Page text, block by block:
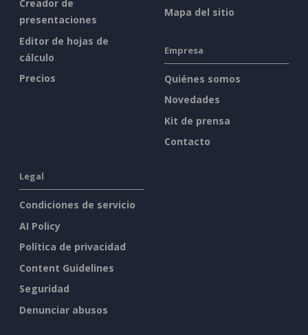
Creador de
presentaciones
Editor de hojas de
cálculo
Precios
Mapa del sitio
Empresa
Quiénes somos
Novedades
Kit de prensa
Contacto
Legal
Condiciones de servicio
AI Policy
Política de privacidad
Content Guidelines
Seguridad
Denunciar abusos